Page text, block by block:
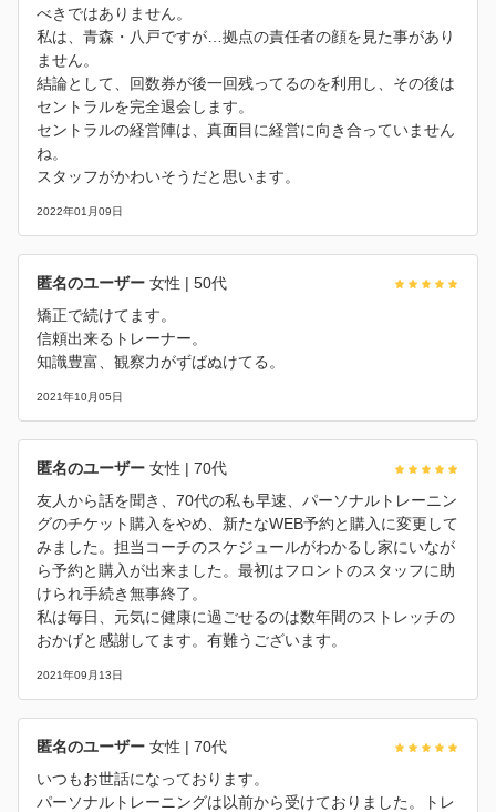
べきではありません。
私は、青森・八戸ですが…拠点の責任者の顔を見た事があり
ません。
結論として、回数券が後一回残ってるのを利用し、その後は
セントラルを完全退会します。
セントラルの経営陣は、真面目に経営に向き合っていません
ね。
スタッフがかわいそうだと思います。
2022年01月09日
匿名のユーザー 女性 | 50代
矯正で続けてます。
信頼出来るトレーナー。
知識豊富、観察力がずばぬけてる。
2021年10月05日
匿名のユーザー 女性 | 70代
友人から話を聞き、70代の私も早速、パーソナルトレーニン
グのチケット購入をやめ、新たなWEB予約と購入に変更して
みました。担当コーチのスケジュールがわかるし家にいなが
ら予約と購入が出来ました。最初はフロントのスタッフに助
けられ手続き無事終了。
私は毎日、元気に健康に過ごせるのは数年間のストレッチの
おかげと感謝してます。有難うございます。
2021年09月13日
匿名のユーザー 女性 | 70代
いつもお世話になっております。
パーソナルトレーニングは以前から受けておりました。トレ